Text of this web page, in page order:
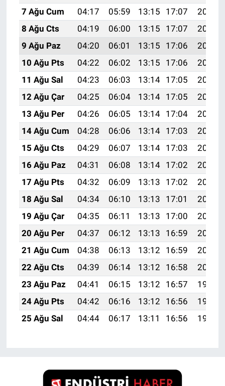
7 Ağu Cum
04:17 05:59 13:15 17:07
20:21
8 Ağu Cts
04:19 06:00 13:15 17:07
20:20
9 Ağu Paz
04:20 06:01 13:15 17:06
20:19
10 Ağu Pts
04:22 06:02 13:15 17:06
20:18
11 Ağu Sal
04:23 06:03 13:14 17:05
20:16
12 Ağu Çar
04:25 06:04 13:14 17:05
20:15
13 Ağu Per
04:26 06:05 13:14 17:04
20:14
14 Ağu Cum
04:28 06:06 13:14 17:03
20:12
15 Ağu Cts
04:29 06:07 13:14 17:03
20:11
16 Ağu Paz
04:31 06:08 13:14 17:02
20:10
17 Ağu Pts
04:32 06:09 13:13 17:02
20:08
18 Ağu Sal
04:34 06:10 13:13 17:01
20:07
19 Ağu Çar
04:35 06:11 13:13 17:00
20:05
20 Ağu Per
04:37 06:12 13:13 16:59
20:04
21 Ağu Cum
04:38 06:13 13:12 16:59
20:02
22 Ağu Cts
04:39 06:14 13:12 16:58
20:01
23 Ağu Paz
04:41 06:15 13:12 16:57
19:59
24 Ağu Pts
04:42 06:16 13:12 16:56
19:58
25 Ağu Sal
04:44 06:17 13:11 16:56 19:56